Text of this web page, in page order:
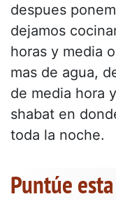
despues
dejamos
horas y media
mas de agua,
de media hora
shabat en
toda la noche.
Puntúe